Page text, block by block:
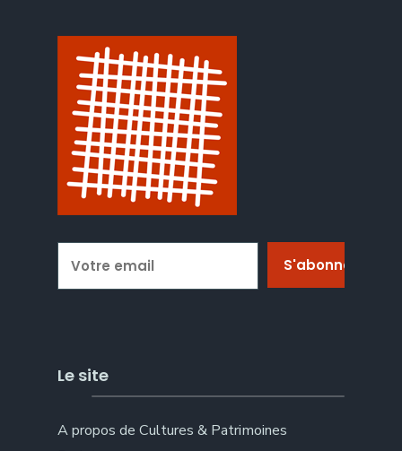
Le site
A propos de Cultures & Patrimoines